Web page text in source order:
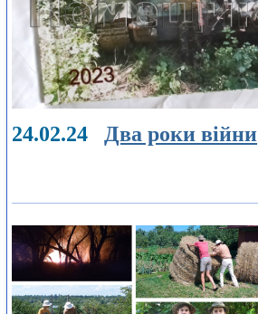
24.02.24 Два роки війни